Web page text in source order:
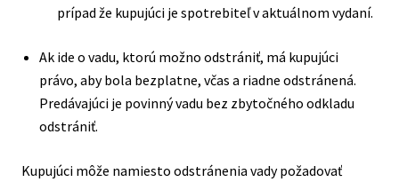
prípad že kupujúci je spotrebiteľ v aktuálnom vydaní.
Ak ide o vadu, ktorú možno odstrániť, má kupujúci
právo, aby bola bezplatne, včas a riadne odstránená.
Predávajúci je povinný vadu bez zbytočného odkladu
odstrániť.
Kupujúci môže namiesto odstránenia vady požadovať